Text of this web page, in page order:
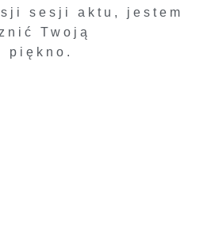
sesji aktu, jestem
Twoją
piękno.